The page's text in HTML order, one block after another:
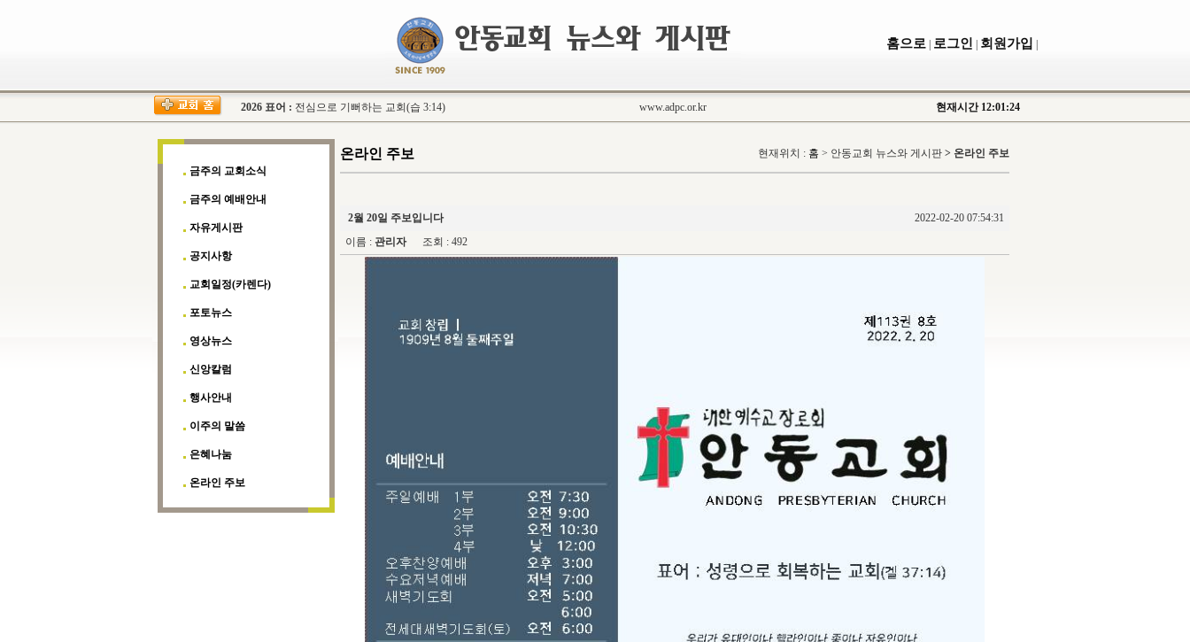
홈으로 로그인 회원가입
2026 표어 : 전심으로 기뻐하는 교회(습 3:14) www.adpc.or.kr 현재시간 12:01:24
금주의 교회소식
금주의 예배안내
자유게시판
공지사항
교회일정(카렌다)
포토뉴스
영상뉴스
신앙칼럼
행사안내
이주의 말씀
은혜나눔
온라인 주보
온라인 주보 현재위치 : 홈 > 안동교회 뉴스와 게시판 > 온라인 주보
2월 20일 주보입니다
2022-02-20 07:54:31
이름 : 관리자조회 : 492